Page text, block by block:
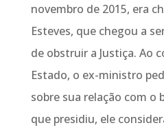
novembro de 2015, era
Esteves, que chegou a
de obstruir a Justiça. Ao
Estado, o ex-ministro
sobre sua relação com o
que presidiu, ele